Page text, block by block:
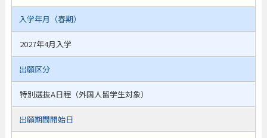
入学年月（春期）
2027年4月入学
出願区分
特別選抜A日程（外国人留学生対象）
出願期間開始日